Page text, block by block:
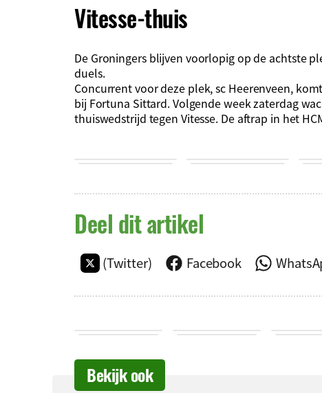
Vitesse-thuis
De Groningers blijven voorlopig op de achtste
duels.
Concurrent voor deze plek, sc Heerenveen,
bij Fortuna Sittard. Volgende week zaterdag
thuiswedstrijd tegen Vitesse. De aftrap in het
Deel dit artikel
(Twitter) Facebook
Bekijk ook